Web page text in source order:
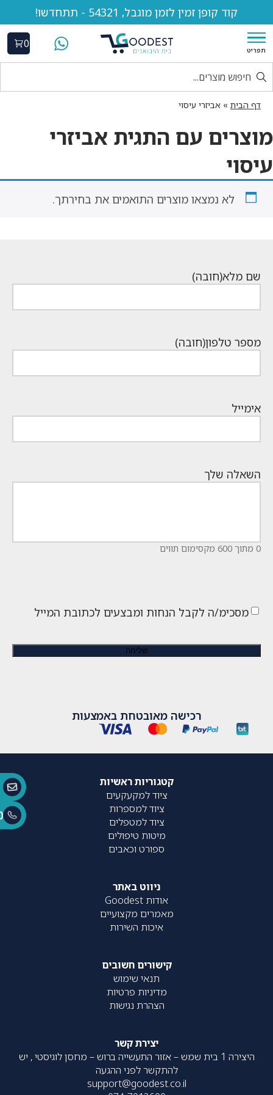
קוד קופן זמין לזמן מוגבל, 54321 - תתחדשו!
תפריט
0
דף הבית » אביזרי עיסוי
מוצרים עם התגית אביזרי
עיסוי
לא נמצאו מוצרים התואמים את בחירתך.
שם מלא(חובה)
מספר טלפון(חובה)
אימייל
השאלה שלך
0 מתוך 600 מקסימום תווים
מסכימ/ה לקבל הנחות ומבצעים לכתובת המייל
רכישה מאובטחת באמצעות
קטגוריות ראשיות
ציוד למקעקעים
ציוד למספרות
ציוד למטפלים
מיטות טיפולים
ספורט וכאבים
ניווט באתר
אודות Goodest
מאמרים מקצועיים
איכות השירות
קישורים חשובים
תנאי שימוש
מדיניות פרטיות
הצהרת נגישות
יצירת קשר
היצירה 1 בית שמש – אזור התעשייה ברוש – מחסן לוגיסטי , יש
להתקשר לפני ההגעה
support@goodest.co.il